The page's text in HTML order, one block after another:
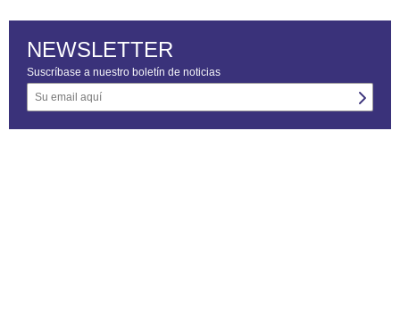
NEWSLETTER
Suscríbase a nuestro boletín de noticias